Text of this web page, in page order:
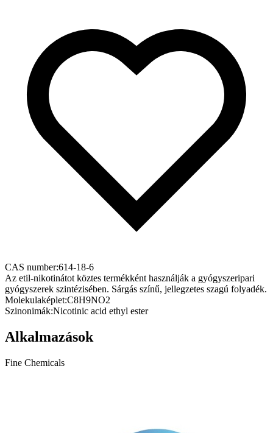
CAS number:614-18-6
Az etil-nikotinátot köztes termékként használják a gyógyszeripari
gyógyszerek szintézisében. Sárgás színű, jellegzetes szagú folyadék.
Molekulaképlet:C8H9NO2
Szinonimák:Nicotinic acid ethyl ester
Alkalmazások
Fine Chemicals